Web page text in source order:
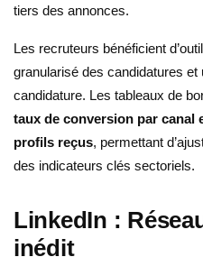
tiers des annonces.
Les recruteurs bénéficient
granularisé des candidatures et
candidature. Les tableaux de
taux de conversion par canal
profils reçus, permettant
des indicateurs clés sectoriels.
LinkedIn :
inédit